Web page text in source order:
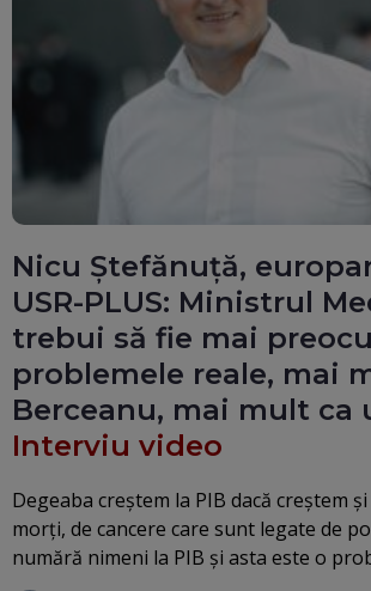
Nicu Ștefănuță,
USR-PLUS: Ministrul
trebui să fie mai
problemele reale, mai
Berceanu, mai mult ca
Interviu video
Degeaba creștem la PIB dacă creștem
morți, de cancere care sunt legate de
numără nimeni la PIB și asta este o